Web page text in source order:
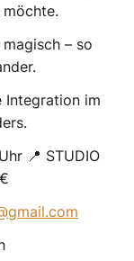
– so
Integration im
📍 STUDIO